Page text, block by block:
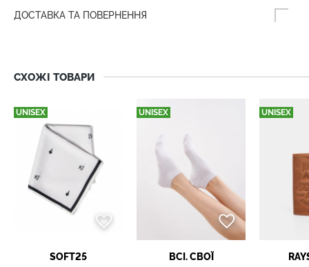
ДОСТАВКА ТА ПОВЕРНЕННЯ
СХОЖІ ТОВАРИ
UNISEX
SOFT25
UNISEX
ВСІ. СВОЇ
UNISEX